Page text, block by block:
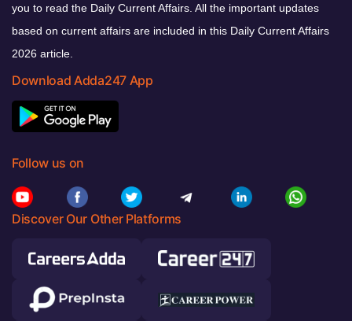
you to read the Daily Current Affairs. All the important updates
based on current affairs are included in this Daily Current Affairs
2026 article.
Download Adda247 App
Follow us on
Discover Our Other Platforms